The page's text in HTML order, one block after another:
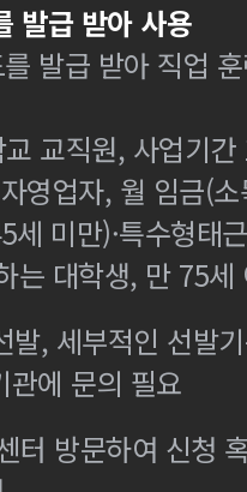
발급 받아 사용
발급 받아 직업
교직원, 사업기
영업자, 월 임금(
세 미만)·특수형태
는 대학생, 만 75세
발, 세부적인 선발
관에 문의 필요
터 방문하여 신청